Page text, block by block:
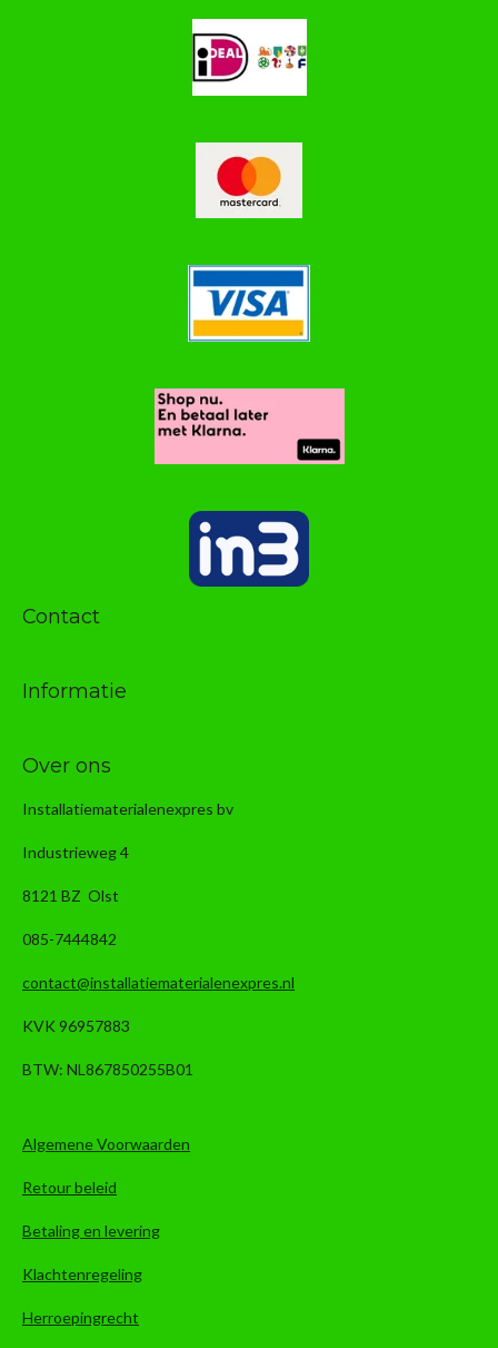
Contact
Informatie
Over ons
Installatiematerialenexpres bv
Industrieweg 4
8121 BZ Olst
085-7444842
contact@installatiematerialenexpres.nl
KVK 96957883
BTW: NL867850255B01
Algemene Voorwaarden
Retour beleid
Betaling en levering
Klachtenregeling
Herroepingrecht